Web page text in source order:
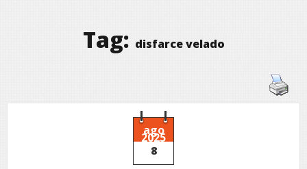
Tag: disfarce velado
ago
2025
8